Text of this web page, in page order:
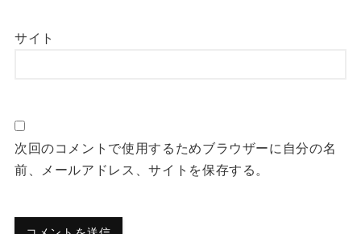
サイト
次回のコメントで使用するためブラウザーに自分の名
前、メールアドレス、サイトを保存する。